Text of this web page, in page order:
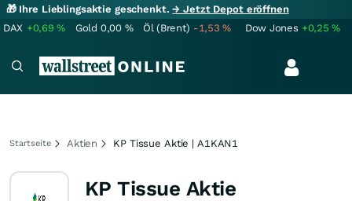
🎁 Ihre Lieblingsaktie geschenkt.→ Jetzt Depot eröffnen
DAX +0,69% Gold 0,00 % Öl (Brent) -1,53% Dow Jones +0,25%
Startseite Aktien KP Tissue Aktie | A1KAN1
KP Tissue Aktie